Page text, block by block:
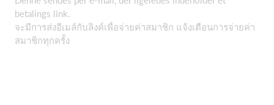
betalings link.
จะมีการส่งอีเมล์กับลิงค์เพื่อจ่ายค่าสมาชิก แจ้งเตือนการจ่ายค่า
สมาชิกทุกครั้ง